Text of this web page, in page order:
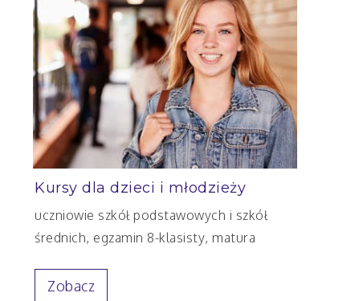
Kursy dla dzieci i młodzieży
uczniowie szkół podstawowych i szkół
średnich, egzamin 8-klasisty, matura
Zobacz